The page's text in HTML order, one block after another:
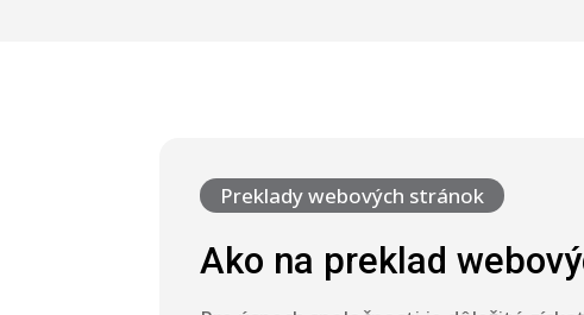
Ako na preklad
Preklady webových stránok